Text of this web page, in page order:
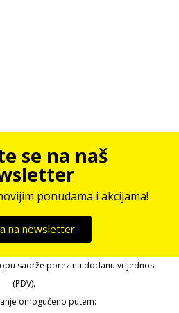
se na naš
ponudama i akcijama!
na newsletter
sadrže porez na dodanu vrijednost
(PDV).
omogućeno putem: